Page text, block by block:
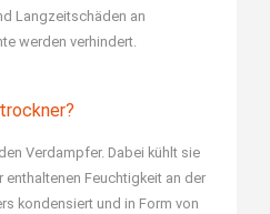
Langzeitschäden an
werden verhindert.
Verdampfer. Dabei kühlt sie
Feuchtigkeit an der
kondensiert und in Form von